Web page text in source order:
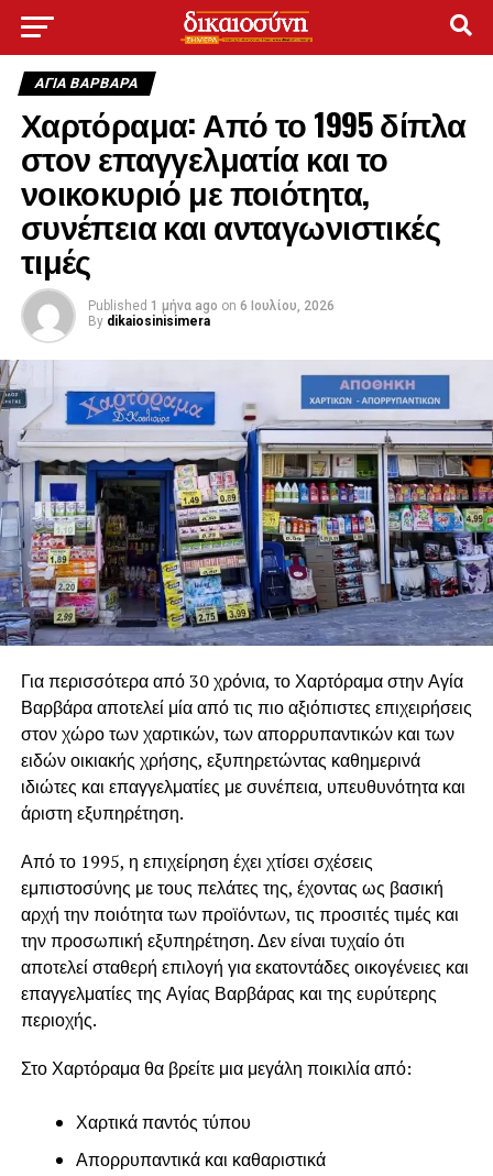
ΑΓΙΑ ΒΑΡΒΑΡΑ
Χαρτόραμα: Από το 1995 δίπλα
στον επαγγελματία και το
νοικοκυριό με ποιότητα,
συνέπεια και ανταγωνιστικές
τιμές
Published 1 μήνα ago on 6 Ιουλίου, 2026
By dikaiosinisimera
Για περισσότερα από 30 χρόνια, το Χαρτόραμα στην Αγία
Βαρβάρα αποτελεί μία από τις πιο αξιόπιστες επιχειρήσεις
στον χώρο των χαρτικών, των απορρυπαντικών και των
ειδών οικιακής χρήσης, εξυπηρετώντας καθημερινά
ιδιώτες και επαγγελματίες με συνέπεια, υπευθυνότητα και
άριστη εξυπηρέτηση.
Από το 1995, η επιχείρηση έχει χτίσει σχέσεις
εμπιστοσύνης με τους πελάτες της, έχοντας ως βασική
αρχή την ποιότητα των προϊόντων, τις προσιτές τιμές και
την προσωπική εξυπηρέτηση. Δεν είναι τυχαίο ότι
αποτελεί σταθερή επιλογή για εκατοντάδες οικογένειες και
επαγγελματίες της Αγίας Βαρβάρας και της ευρύτερης
περιοχής.
Στο Χαρτόραμα θα βρείτε μια μεγάλη ποικιλία από:
Χαρτικά παντός τύπου
Απορρυπαντικά και καθαριστικά